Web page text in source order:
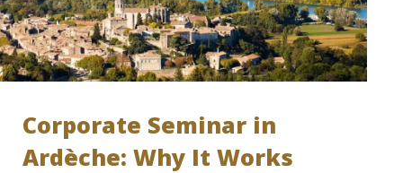
Corporate Seminar in
Ardèche: Why It Works